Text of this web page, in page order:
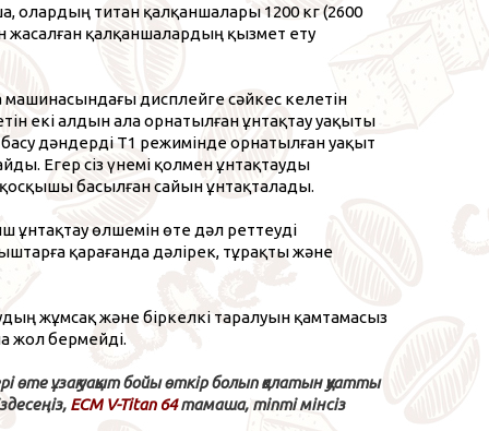
олардың титан қалқаншалары 1200 кг (2600
жасалған қалқаншалардың қызмет ету
дисплейге сәйкес келетін
екі алдын ала орнатылған ұнтақтау уақыты
дәндерді T1 режимінде орнатылған уақыт
Егер сіз үнемі қолмен ұнтақтауды
басылған сайын ұнтақталады.
ұнтақтау өлшемін өте дәл реттеуді
қарағанда дәлірек, тұрақты және
жұмсақ және біркелкі таралуын қамтамасыз
жол бермейді.
өте ұзақ уақыт бойы өткір болып қалатын қуатты
ECM V-Titan 64тамаша, тіпті мінсіз